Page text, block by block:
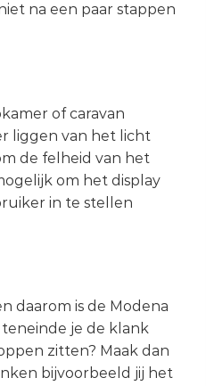
na een paar stappen
of caravan
liggen van het licht
de felheid van het
om het display
in te stellen
daarom is de Modena
je de klank
zitten? Maak dan
bijvoorbeeld jij het